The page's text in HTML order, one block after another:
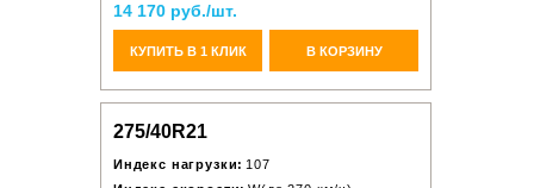
14 170 руб./шт.
КУПИТЬ В 1 КЛИК В КОРЗИНУ
275/40R21
Индекс нагрузки: 107